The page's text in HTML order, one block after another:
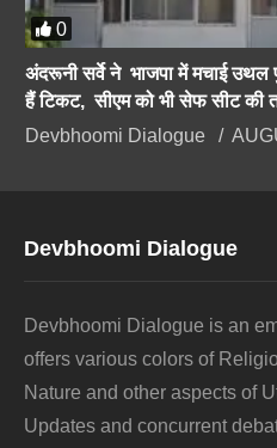
0
अंदरूनी सर्वे ने भाजपा में मचाई
हैं टिकट, सीएम को भी सेफ सीट की
Devbhoomi Dialogue
Devbhoomi Dialogue
Devbhoomi Dialogue is an
offers various colors of
Nature and other aspects of
Updates and concurrent